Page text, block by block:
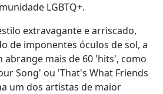
LGBTQ+.
extravagante e arriscado,
de imponentes óculos de sol, a
abrange mais de 60 'hits', como
Song' ou 'That's What Friends
um dos artistas de maior